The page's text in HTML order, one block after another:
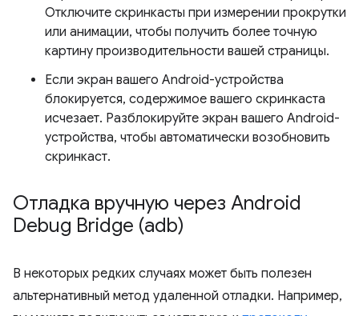
Отключите скринкасты при измерении прокрутки
или анимации, чтобы получить более точную
картину производительности вашей страницы.
Если экран вашего Android-устройства
блокируется, содержимое вашего скринкаста
исчезает. Разблокируйте экран вашего Android-
устройства, чтобы автоматически возобновить
скринкаст.
Отладка вручную через Android
Debug Bridge (adb)
В некоторых редких случаях может быть полезен
альтернативный метод удаленной отладки. Например,